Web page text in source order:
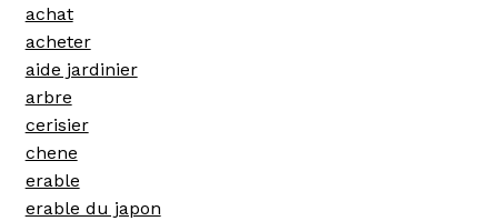
achat
acheter
aide jardinier
arbre
cerisier
chene
erable
erable du japon